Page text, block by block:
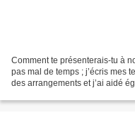
Comment te présenterais-tu à
pas mal de temps ; j’écris mes
des arrangements et j’ai aidé